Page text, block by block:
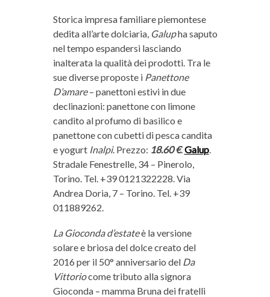
Storica impresa familiare piemontese
dedita all’arte dolciaria, Galupha saputo
nel tempo espandersi lasciando
inalterata la qualità dei prodotti. Tra le
sue diverse proposte i Panettone
D’amare– panettoni estivi in due
declinazioni: panettone con limone
candito al profumo di basilico e
panettone con cubetti di pesca candita
e yogurt Inalpi. Prezzo: 18.60 €.Galup.
Stradale Fenestrelle, 34 – Pinerolo,
Torino. Tel. +39 0121322228. Via
Andrea Doria, 7 – Torino. Tel. +39
011889262.
La Gioconda d’estateè la versione
solare e briosa del dolce creato del
2016 per il 50° anniversario del Da
Vittoriocome tributo alla signora
Gioconda – mamma Bruna dei fratelli